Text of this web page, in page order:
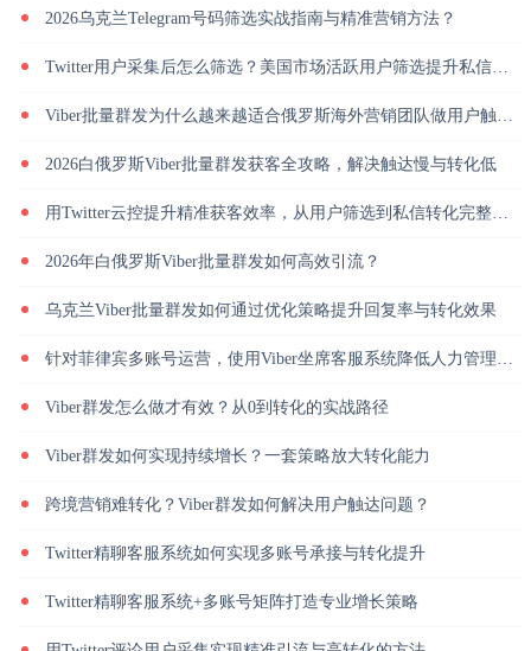
2026乌克兰Telegram号码筛选实战指南与精准营销方法？
Twitter用户采集后怎么筛选？美国市场活跃用户筛选提升私信回复率
Viber批量群发为什么越来越适合俄罗斯海外营销团队做用户触达？
2026白俄罗斯Viber批量群发获客全攻略，解决触达慢与转化低
用Twitter云控提升精准获客效率，从用户筛选到私信转化完整解析
2026年白俄罗斯Viber批量群发如何高效引流？
乌克兰Viber批量群发如何通过优化策略提升回复率与转化效果
针对菲律宾多账号运营，使用Viber坐席客服系统降低人力管理成本
Viber群发怎么做才有效？从0到转化的实战路径
Viber群发如何实现持续增长？一套策略放大转化能力
跨境营销难转化？Viber群发如何解决用户触达问题？
Twitter精聊客服系统如何实现多账号承接与转化提升
Twitter精聊客服系统+多账号矩阵打造专业增长策略